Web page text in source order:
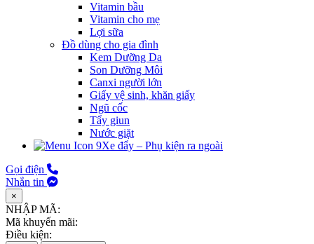
Vitamin bầu
Vitamin cho mẹ
Lợi sữa
Đồ dùng cho gia đình
Kem Dưỡng Da
Son Dưỡng Môi
Canxi người lớn
Giấy vệ sinh, khăn giấy
Ngũ cốc
Tẩy giun
Nước giặt
Xe đẩy – Phụ kiện ra ngoài
Gọi điện
Nhắn tin
×
NHẬP MÃ:
Mã khuyến mãi:
Điều kiện: